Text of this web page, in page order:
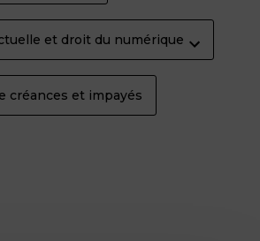
et droit du numérique
créances et impayés